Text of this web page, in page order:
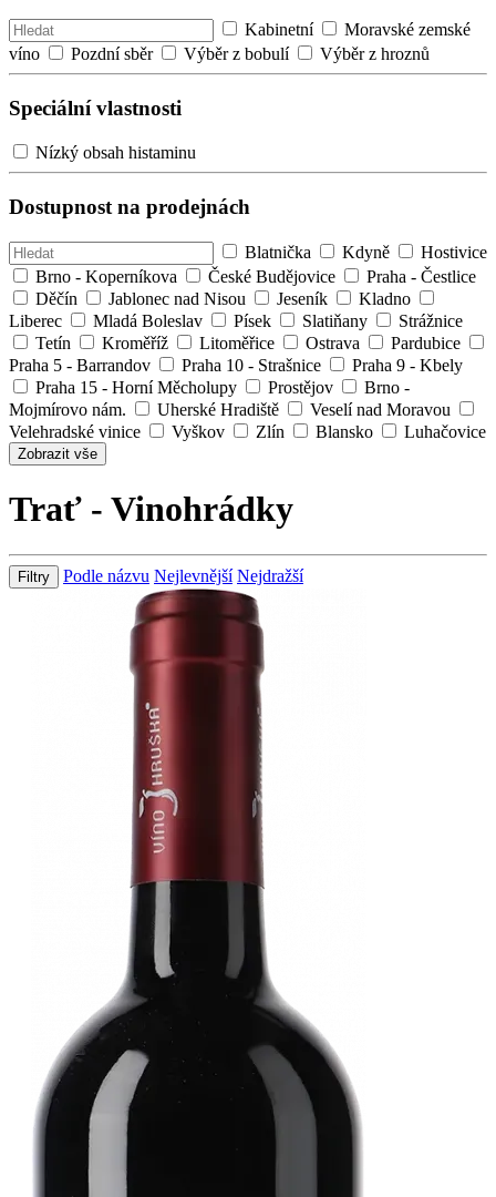
Kabinetní
Moravské zemské
víno
Pozdní sběr Výběr z bobulí Výběr z hroznů
Speciální vlastnosti
Nízký obsah histaminu
Dostupnost na prodejnách
Blatnička Kdyně
Hostivice
Brno - Koperníkova
České Budějovice
Praha - Čestlice
Děčín
Jablonec nad Nisou Jeseník
Kladno
Liberec
Mladá Boleslav Písek Slatiňany
Strážnice
Tetín
Kroměříž Litoměřice Ostrava
Pardubice
Praha 5 - Barrandov
Praha 10 - Strašnice
Praha 9 - Kbely
Praha 15 - Horní Měcholupy
Prostějov
Brno -
Mojmírovo nám.
Uherské Hradiště
Veselí nad Moravou
Velehradské vinice
Vyškov Zlín Blansko Luhačovice
Zobrazit vše
Trať - Vinohrádky
Filtry Podle názvu Nejlevnější Nejdražší